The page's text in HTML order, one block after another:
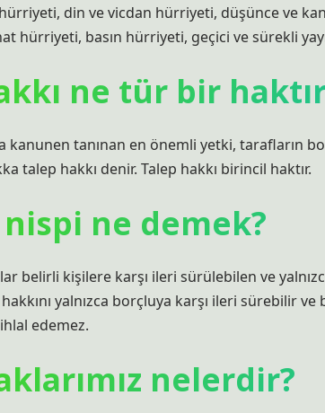
din ve vicdan hürriyeti, düşünce ve
hürriyeti, basın hürriyeti, geçici ve sürekli
ne tür bir
kanunen tanınan en önemli yetki, tarafların
talep hakkı denir. Talep hakkı birincil haktır.
ne demek?
belirli kişilere karşı ileri sürülebilen ve
yalnızca borçluya karşı ileri sürebilir
edemez.
nelerdir?